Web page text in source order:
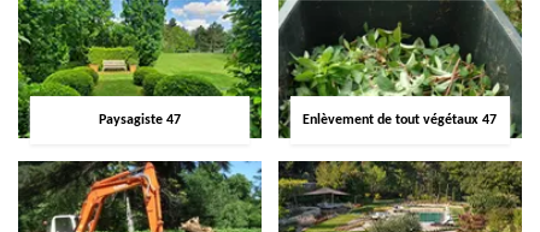
Paysagiste 47 Enlèvement de tout végétaux 47